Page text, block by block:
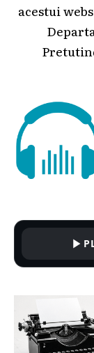
acestui